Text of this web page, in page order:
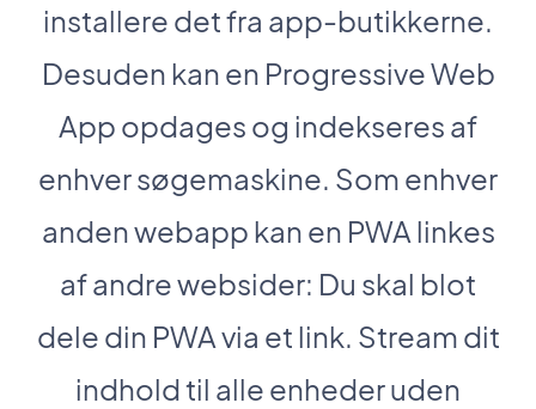
installere det fra app-butikkerne.
Desuden kan en Progressive Web
App opdages og indekseres af
enhver søgemaskine. Som enhver
anden webapp kan en PWA linkes
af andre websider: Du skal blot
dele din PWA via et link. Stream dit
indhold til alle enheder uden